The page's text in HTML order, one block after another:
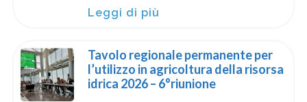
Leggi di più
Tavolo regionale permanente per
l’utilizzo in agricoltura della risorsa
idrica 2026 – 6°riunione